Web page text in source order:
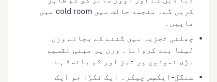
کریں گے۔ منجمد حالت میں cold room میں
ماپیں۔
چھلنی تجزیہ میں گننے کے بجائے وزن
لینا بند کروانا۔ وزن پر مبنی تقسیم
بڑی نمونوں پر تیز اور کم بائسڈ ہے۔
سنگل-ایکسِس چیکز۔ ایک ٹکڑا جو ایک